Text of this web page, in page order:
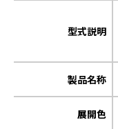
型式説明
製品名称
展開色